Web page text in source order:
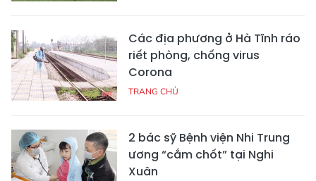
Các địa phương ở Hà Tĩnh ráo
riết phòng, chống virus
Corona
TRANG CHỦ
2 bác sỹ Bệnh viện Nhi Trung
ương “cắm chốt” tại Nghi
Xuân